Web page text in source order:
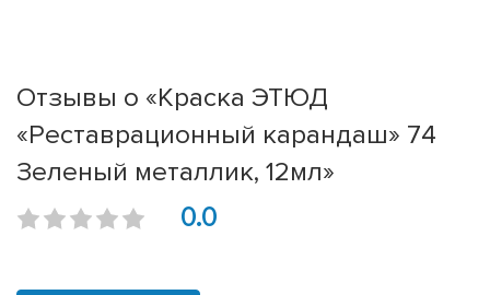
Отзывы о «Краска ЭТЮД
«Реставрационный карандаш» 74
Зеленый металлик, 12мл»
0.0